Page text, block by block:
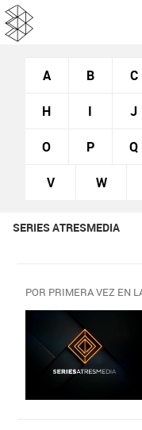
A B C
H I J
O P Q
V W
SERIES ATRESMEDIA
POR PRIMERA VEZ EN